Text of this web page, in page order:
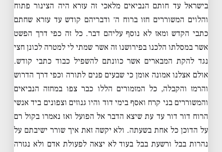
בישראל עד חותם הנביאים מלאכי זה עזרא היה הצינור פתוח
והלוים המשוררים חזו ברוח ה׳ ודבריהם קודש עד עזרא שחתם
כתבי הקדש ומאז לא נוסף עליהם דבר. כל זה כפי דרך הפשט
אשר במסלתו הלכנו בפירושנו זה אשר שמתי לי למטרה לכונן חצי
נגד להקת המבארים אשר כוונתם להשפיל כבוד כתבי קודש.
אולם אצלנו אמונה אומן כי שבעים פנים לתורה וכפי דרך הדרוש
והרמז והקבלה, כל המזמורים הללו כבר צפו במחזה הנביאים
והמשוררים בני קרח ואסף בימי דוד והיו גנוזים וצפונים ביד אנשי
הרוח דור דור עד עת שיצא הדבר אל הפועל ואז נאמרו בקול רם
על הדוכן כל אחת בשעתה. ולא יקשה זאת איך שורר ישיבתם על
נהרות בבל ורשעת בבל בעוד לא יצאה לפעולת אדם ולא נגזרה